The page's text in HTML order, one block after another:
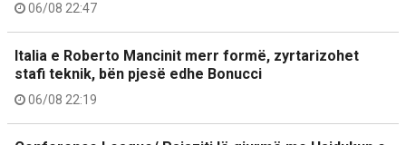
06/08 22:47
Italia e Roberto Mancinit merr formë, zyrtarizohet
stafi teknik, bën pjesë edhe Bonucci
06/08 22:19